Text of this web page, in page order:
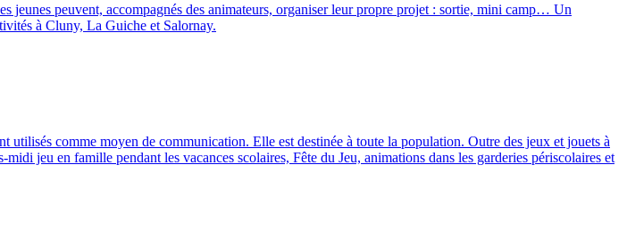
peuvent, accompagnés des animateurs, organiser leur propre projet : sortie, mini camp… Un
à Cluny, La Guiche et Salornay.
comme moyen de communication. Elle est destinée à toute la population. Outre des jeux et jouets à
jeu en famille pendant les vacances scolaires, Fête du Jeu, animations dans les garderies périscolaires et